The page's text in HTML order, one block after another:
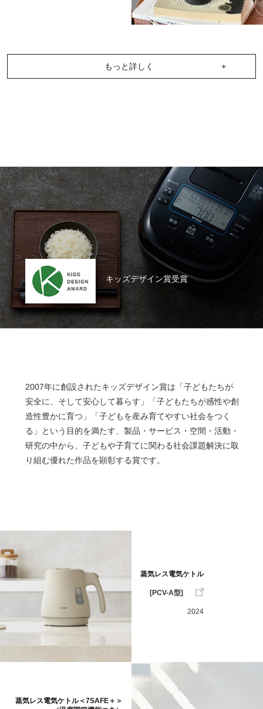
もっと詳しく +
キッズデザイン賞受賞
2007年に創設されたキッズデザイン賞は「子どもたちが
安全に、そして安心して暮らす」「子どもたちが感性や創
造性豊かに育つ」「子どもを産み育てやすい社会をつく
る」という目的を満たす、製品・サービス・空間・活動・
研究の中から、子どもや子育てに関わる社会課題解決に取
り組む優れた作品を顕彰する賞です。
蒸気レス電気ケトル
[PCV-A型]
2024
蒸気レス電気ケトル＜7SAFE＋＞